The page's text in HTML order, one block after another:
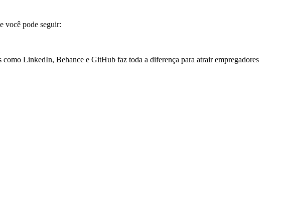
você pode seguir:
LinkedIn, Behance e GitHub faz toda a diferença para atrair empregadores